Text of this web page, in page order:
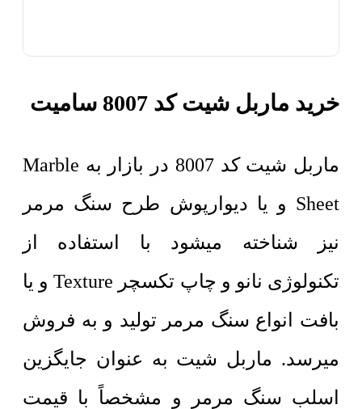
خرید ماربل شیت کد 8007 سامیت
ماربل شیت کد 8007 در بازار به Marble
Sheet و یا دیوارپوش طرح سنگ مرمر
نیز شناخته میشود با استفاده از
تکنولوژی نانو و چاپ تکسچر Texture و یا
بافت انواع سنگ مرمر تولید و به فروش
میرسد. ماربل شیت به عنوان جایگزین
اسلب سنگ مرمر و مشخصاً با قیمت